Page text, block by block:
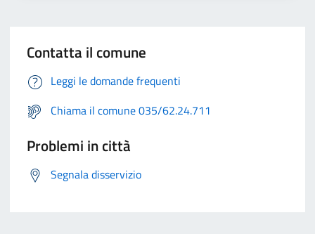
Contatta il comune
Leggi le domande frequenti
Chiama il comune 035/62.24.711
Problemi in città
Segnala disservizio